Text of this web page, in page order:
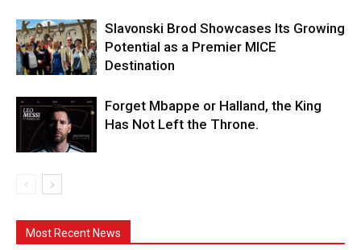
Slavonski Brod Showcases Its Growing
Potential as a Premier MICE
Destination
Forget Mbappe or Halland, the King
Has Not Left the Throne.
Most Recent News